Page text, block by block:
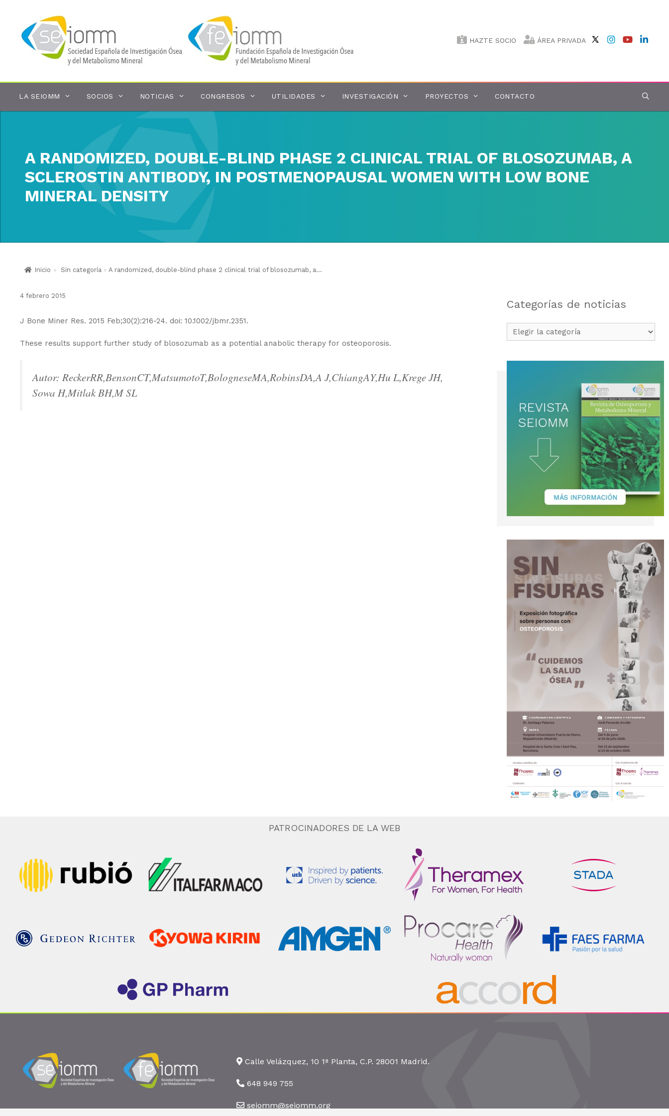
contenido
HAZTE SOCIO ÁREA PRIVADA
LA SEIOMM SOCIOS NOTICIAS CONGRESOS UTILIDADES INVESTIGACIÓN PROYECTOS CONTACTO
A RANDOMIZED, DOUBLE-BLIND PHASE 2 CLINICAL TRIAL OF BLOSOZUMAB, A
SCLEROSTIN ANTIBODY, IN POSTMENOPAUSAL WOMEN WITH LOW BONE
MINERAL DENSITY
Inicio » Sin categoría » A randomized, double-blind phase 2 clinical trial of blosozumab, a...
4 febrero 2015
J Bone Miner Res. 2015 Feb;30(2):216-24. doi: 10.1002/jbmr.2351.
These results support further study of blosozumab as a potential anabolic therapy for osteoporosis.
Autor: ReckerRR,BensonCT,MatsumotoT,BologneseMA,RobinsDA,A J,ChiangAY,Hu L,Krege JH,
Sowa H,Mitlak BH,M SL
Categorías de noticias
Categorías
de
PATROCINADORES DE LA WEB
Calle Velázquez, 10 1ª Planta, C.P. 28001 Madrid.
648 949 755
seiomm@seiomm.org